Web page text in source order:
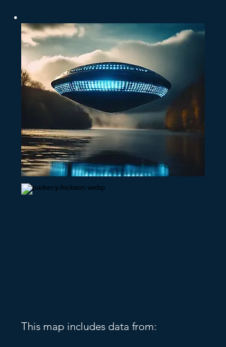
This map includes data from: